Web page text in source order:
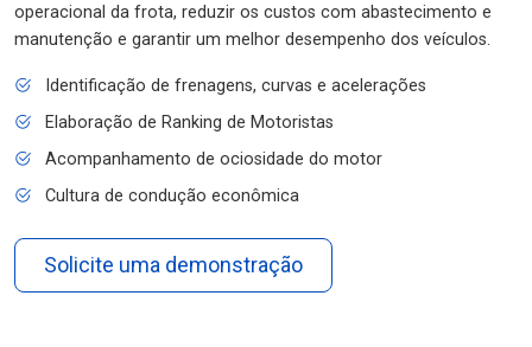
operacional da frota, reduzir os custos com abastecimento e
manutenção e garantir um melhor desempenho dos veículos.
Identificação de frenagens, curvas e acelerações
Elaboração de Ranking de Motoristas
Acompanhamento de ociosidade do motor
Cultura de condução econômica
Solicite uma demonstração